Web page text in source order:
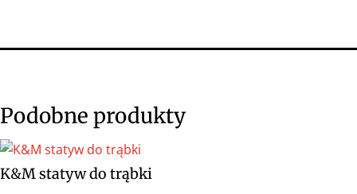
Podobne produkty
K&M statyw do trąbki